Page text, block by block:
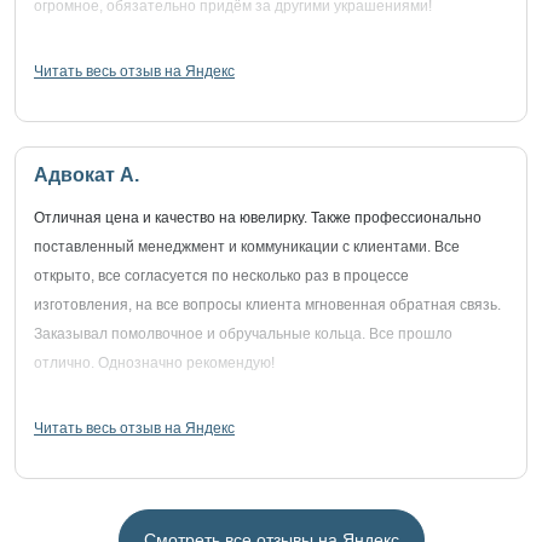
огромное, обязательно придём за другими украшениями!
Читать весь отзыв на Яндекс
Адвокат А.
Отличная цена и качество на ювелирку. Также профессионально
поставленный менеджмент и коммуникации с клиентами. Все
открыто, все согласуется по несколько раз в процессе
изготовления, на все вопросы клиента мгновенная обратная связь.
Заказывал помолвочное и обручальные кольца. Все прошло
отлично. Однозначно рекомендую!
Читать весь отзыв на Яндекс